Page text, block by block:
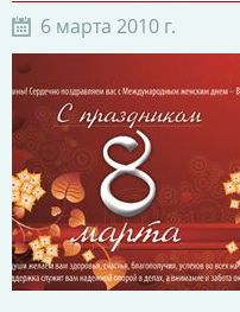
6 марта 2010 г.